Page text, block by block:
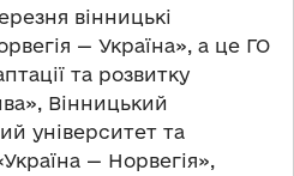
вінницькі
— Україна», а це ГО
та розвитку
Вінницький
університет та
— Норвегія»,